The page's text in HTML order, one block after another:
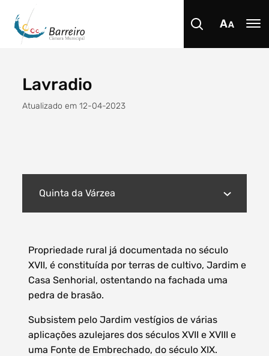
Procurar
Tipo de conteúdo
Filtro dos anos
Filtros dos meses
Lavradio
Atualizado em 12-04-2023
Quinta da Várzea
Propriedade rural já documentada no século
XVII, é constituída por terras de cultivo, Jardim e
Casa Senhorial, ostentando na fachada uma
pedra de brasão.
Subsistem pelo Jardim vestígios de várias
aplicações azulejares dos séculos XVII e XVIII e
uma Fonte de Embrechado, do século XIX.